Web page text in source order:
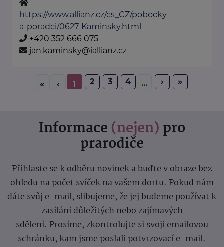
https://www.allianz.cz/cs_CZ/pobocky-
a-poradci/0627-Kaminsky.html
+420 352 666 075
jan.kaminsky@iallianz.cz
« ‹ 1 2 3 4 ... › »
Informace (nejen) pro
prarodiče
Přihlaste se k odběru novinek a buďte v obraze bez
ohledu na počet svíček na vašem dortu. Pokud nám
dáte svůj e-mail, slibujeme, že jej budeme používat k
zasílání důležitých nebo zajímavých
sdělení. Prosíme, zkontrolujte si svoji emailovou
schránku, kam jsme poslali potvrzovací e-mail.